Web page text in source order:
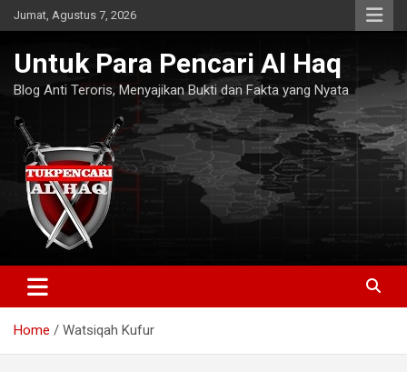
Skip
to
Jumat, Agustus 7, 2026
Untuk Para Pencari Al Haq
Blog Anti Teroris, Menyajikan Bukti dan Fakta yang Nyata
Home Watsiqah Kufur